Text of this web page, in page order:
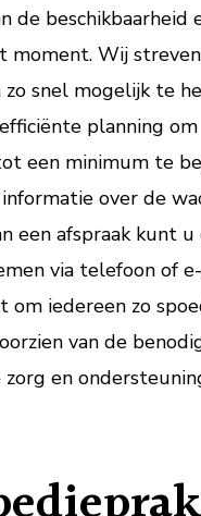
de beschikbaarheid
moment. Wij
zo snel mogelijk te
planning om
een minimum te
over de
een afspraak kunt
via telefoon of
om iedereen zo
van de
en